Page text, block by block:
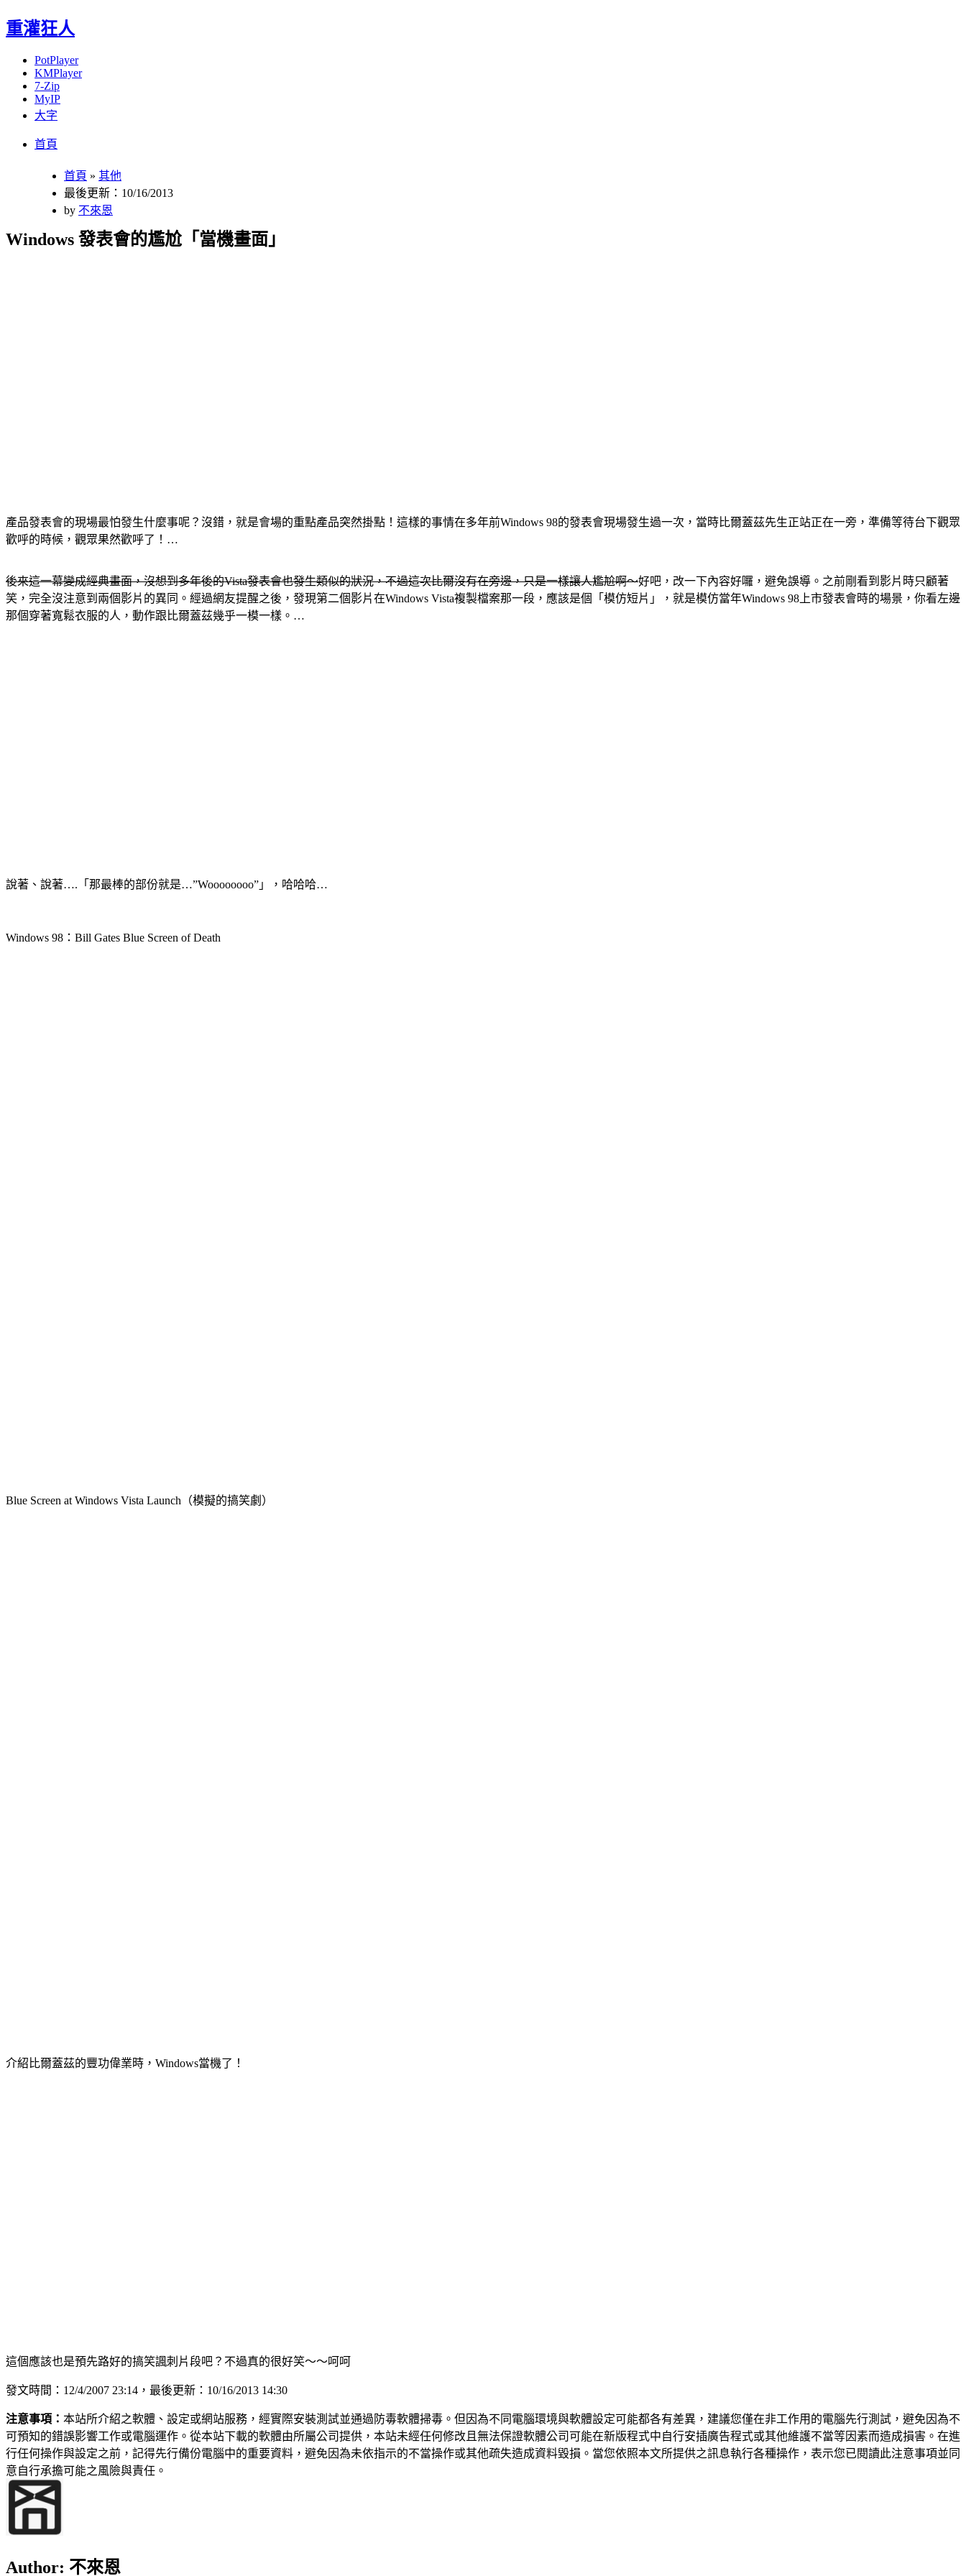
重灌狂人
PotPlayer
KMPlayer
7-Zip
MyIP
大字
首頁
首頁 » 其他
最後更新：10/16/2013
by 不來恩
Windows 發表會的尷尬「當機畫面」
產品發表會的現場最怕發生什麼事呢？沒錯，就是會場的重點產品突然掛點！這樣的事情在多年前Windows 98的發表會現場發生過一次，當時比爾蓋茲先生正站正在一旁，準備等待台下觀眾
歡呼的時候，觀眾果然歡呼了！…
後來這一幕變成經典畫面，沒想到多年後的Vista發表會也發生類似的狀況，不過這次比爾沒有在旁邊，只是一樣讓人尷尬啊～好吧，改一下內容好囉，避免誤導。之前剛看到影片時只顧著
笑，完全沒注意到兩個影片的異同。經過網友提醒之後，發現第二個影片在Windows Vista複製檔案那一段，應該是個「模仿短片」，就是模仿當年Windows 98上市發表會時的場景，你看左邊
那個穿著寬鬆衣服的人，動作跟比爾蓋茲幾乎一模一樣。…
說著、說著….「那最棒的部份就是…”Woooooooo”」，哈哈哈…
Windows 98：Bill Gates Blue Screen of Death
Blue Screen at Windows Vista Launch（模擬的搞笑劇）
介紹比爾蓋茲的豐功偉業時，Windows當機了！
這個應該也是預先路好的搞笑諷刺片段吧？不過真的很好笑～～呵呵
發文時間：12/4/2007 23:14，最後更新：10/16/2013 14:30
注意事項： 本站所介紹之軟體、設定或網站服務，經實際安裝測試並通過防毒軟體掃毒。但因為不同電腦環境與軟體設定可能都各有差異，建議您僅在非工作用的電腦先行測試，避免因為不
可預知的錯誤影響工作或電腦運作。從本站下載的軟體由所屬公司提供，本站未經任何修改且無法保證軟體公司可能在新版程式中自行安插廣告程式或其他維護不當等因素而造成損害。在進
行任何操作與設定之前，記得先行備份電腦中的重要資料，避免因為未依指示的不當操作或其他疏失造成資料毀損。當您依照本文所提供之訊息執行各種操作，表示您已閱讀此注意事項並同
意自行承擔可能之風險與責任。
Author: 不來恩